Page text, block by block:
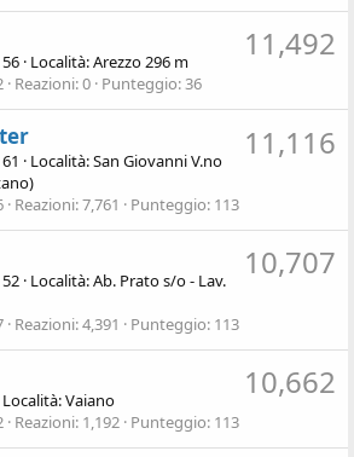
11,492
56 · Località:Arezzo 296 m
Reazioni 0 Punteggio 36
11,116
61 · Località:San Giovanni V.no
Reazioni 7,761 Punteggio 113
10,707
52 · Località:Ab. Prato s/o - Lav.
Reazioni 4,391 Punteggio 113
10,662
Località:Vaiano
Reazioni 1,192 Punteggio 113